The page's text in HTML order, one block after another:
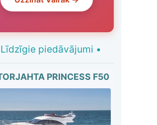
Līdzīgie piedāvājumi •
PRINCESS F50